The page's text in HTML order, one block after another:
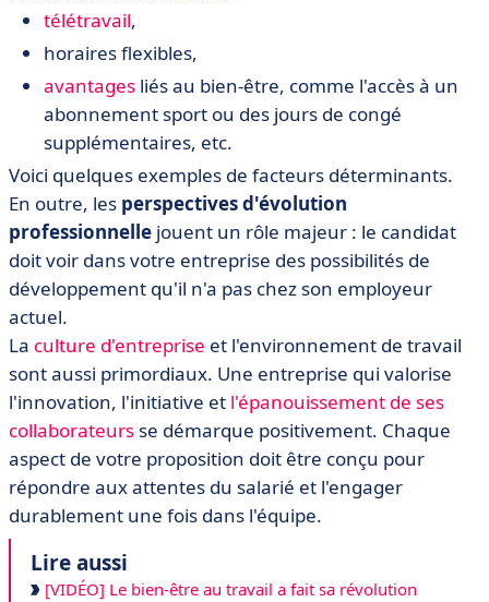
télétravail,
horaires flexibles,
avantages liés au bien-être, comme l'accès à un
abonnement sport ou des jours de congé
supplémentaires, etc.
Voici quelques exemples de facteurs déterminants.
En outre, les perspectives d'évolution
professionnelle jouent un rôle majeur : le candidat
doit voir dans votre entreprise des possibilités de
développement qu'il n'a pas chez son employeur
actuel.
La culture d'entreprise et l'environnement de travail
sont aussi primordiaux. Une entreprise qui valorise
l'innovation, l'initiative et l'épanouissement de ses
collaborateurs se démarque positivement. Chaque
aspect de votre proposition doit être conçu pour
répondre aux attentes du salarié et l'engager
durablement une fois dans l'équipe.
Lire aussi
[VIDÉO] Le bien-être au travail a fait sa révolution